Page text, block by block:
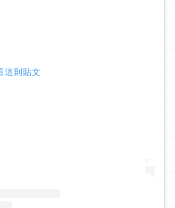
則貼文